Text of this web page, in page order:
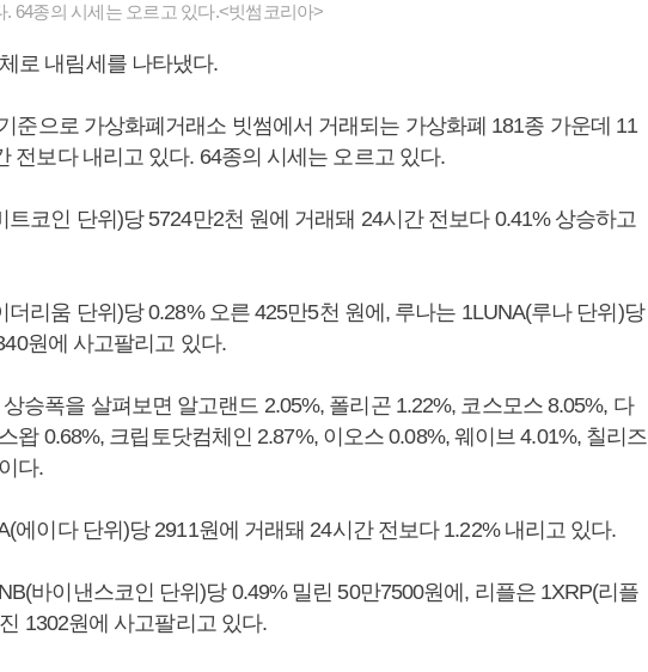
64종의 시세는 오르고 있다.<빗썸코리아>
로 내림세를 나타냈다.
준으로 가상화폐거래소 빗썸에서 거래되는 가상화폐 181종 가운데 11
전보다 내리고 있다. 64종의 시세는 오르고 있다.
트코인 단위)당 5724만2천 원에 거래돼 24시간 전보다 0.41% 상승하고
더리움 단위)당 0.28% 오른 425만5천 원에, 루나는 1LUNA(루나 단위)당
원에 사고팔리고 있다.
승폭을 살펴보면 알고랜드 2.05%, 폴리곤 1.22%, 코스모스 8.05%, 다
왑 0.68%, 크립토닷컴체인 2.87%, 이오스 0.08%, 웨이브 4.01%, 칠리즈
다.
에이다 단위)당 2911원에 거래돼 24시간 전보다 1.22% 내리고 있다.
바이낸스코인 단위)당 0.49% 밀린 50만7500원에, 리플은 1XRP(리플
1302원에 사고팔리고 있다.